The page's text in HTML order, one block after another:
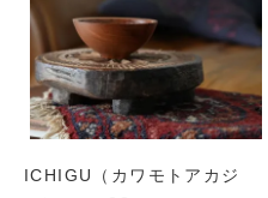
ICHIGU（カワモトアカジ